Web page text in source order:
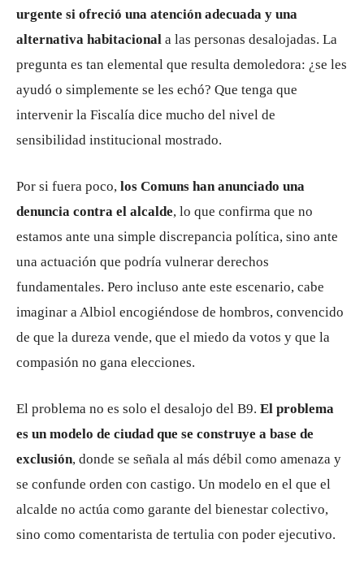
urgente si ofreció una atención adecuada y una
alternativa habitacional a las personas desalojadas. La
pregunta es tan elemental que resulta demoledora: ¿se les
ayudó o simplemente se les echó? Que tenga que
intervenir la Fiscalía dice mucho del nivel de
sensibilidad institucional mostrado.
Por si fuera poco, los Comuns han anunciado una
denuncia contra el alcalde, lo que confirma que no
estamos ante una simple discrepancia política, sino ante
una actuación que podría vulnerar derechos
fundamentales. Pero incluso ante este escenario, cabe
imaginar a Albiol encogiéndose de hombros, convencido
de que la dureza vende, que el miedo da votos y que la
compasión no gana elecciones.
El problema no es solo el desalojo del B9. El problema
es un modelo de ciudad que se construye a base de
exclusión, donde se señala al más débil como amenaza y
se confunde orden con castigo. Un modelo en el que el
alcalde no actúa como garante del bienestar colectivo,
sino como comentarista de tertulia con poder ejecutivo.